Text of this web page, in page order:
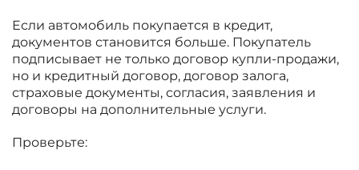
Если автомобиль покупается в кредит,
документов становится больше. Покупатель
подписывает не только договор купли-продажи,
но и кредитный договор, договор залога,
страховые документы, согласия, заявления и
договоры на дополнительные услуги.
Проверьте: